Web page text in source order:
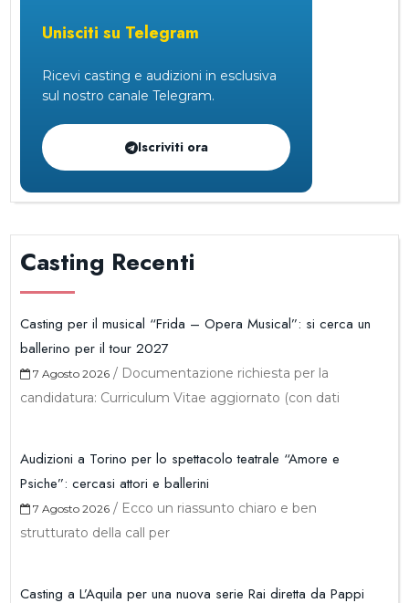
Unisciti su Telegram
Ricevi casting e audizioni in esclusiva
sul nostro canale Telegram.
Iscriviti ora
Casting Recenti
Casting per il musical “Frida – Opera Musical”: si cerca un
ballerino per il tour 2027
7 Agosto 2026 / Documentazione richiesta per la
candidatura: Curriculum Vitae aggiornato (con dati
Audizioni a Torino per lo spettacolo teatrale “Amore e
Psiche”: cercasi attori e ballerini
7 Agosto 2026 / Ecco un riassunto chiaro e ben
strutturato della call per
Casting a L’Aquila per una nuova serie Rai diretta da Pappi